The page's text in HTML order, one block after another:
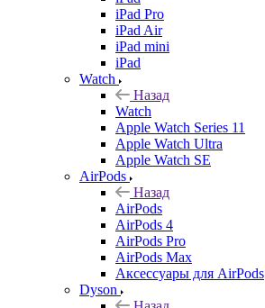
iPad Pro
iPad Air
iPad mini
iPad
Watch
Назад
Watch
Apple Watch Series 11
Apple Watch Ultra
Apple Watch SE
AirPods
Назад
AirPods
AirPods 4
AirPods Pro
AirPods Max
Аксессуары для AirPods
Dyson